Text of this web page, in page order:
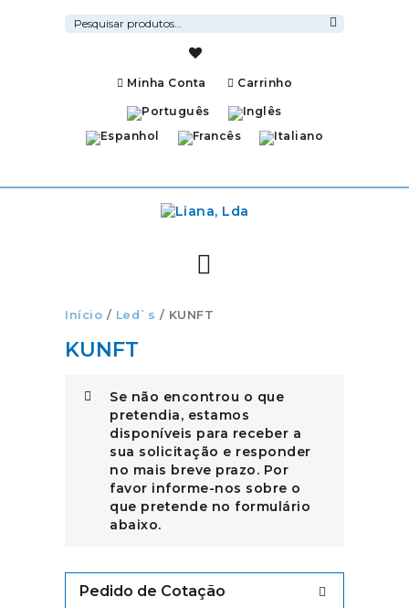
Pesquisar
por:
Minha Conta Carrinho
Início / Led`s / KUNFT
KUNFT
Se não encontrou o que
pretendia, estamos
disponíveis para receber a
sua solicitação e responder
no mais breve prazo. Por
favor informe-nos sobre o
que pretende no formulário
abaixo.
Pedido de Cotação